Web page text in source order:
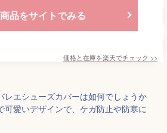
品をサイトでみる
価格と在庫を楽天でチェック >>
レエシューズカバーは如何でしょうか
可愛いデザインで、ケガ防止や防寒に